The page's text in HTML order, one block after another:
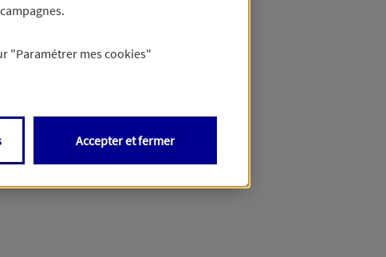
"Paramétrer mes cookies"
Accepter et fermer